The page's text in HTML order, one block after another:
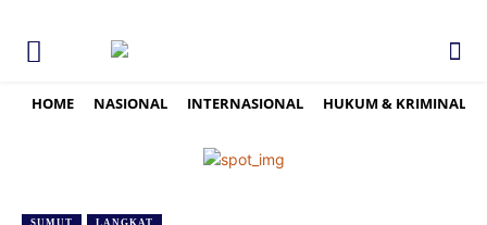
HOME NASIONAL INTERNASIONAL HUKUM & KRIMINAL
SUMUT LANGKAT